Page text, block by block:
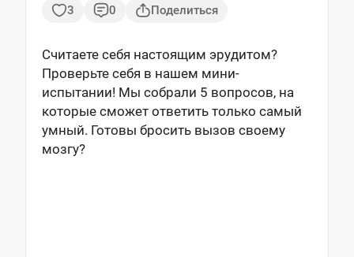
3 0 Поделиться
Считаете себя настоящим эрудитом?
Проверьте себя в нашем мини-
испытании! Мы собрали 5 вопросов, на
которые сможет ответить только самый
умный. Готовы бросить вызов своему
мозгу?